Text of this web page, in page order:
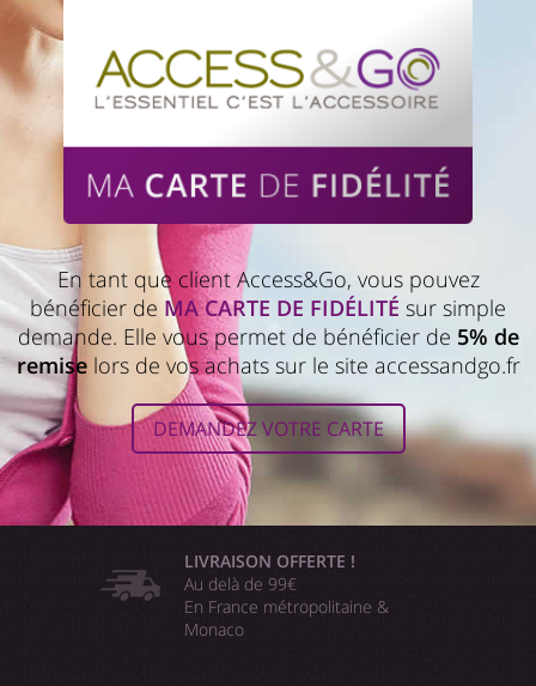
En tant que client Access&Go, vous pouvez
bénéficier de MA CARTE DE FIDÉLITÉ sur simple
demande. Elle vous permet de bénéficier de 5% de
remiselors de vos achats sur le site accessandgo.fr
DEMANDEZ VOTRE CARTE
LIVRAISON OFFERTE !
Au delà de 99€
En France métropolitaine &
Monaco